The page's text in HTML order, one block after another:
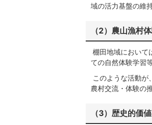
域の活力基盤の維
（2）農山漁村
棚田地域において
ての自然体験学習
このような活動が
農村交流・体験の
（3）歴史的価